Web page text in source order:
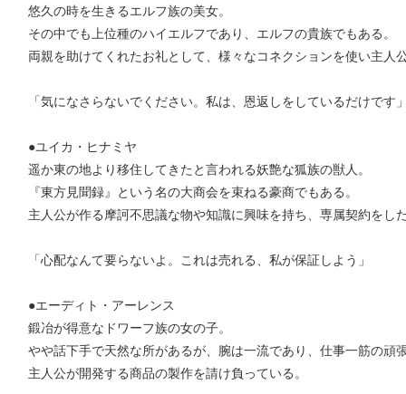
悠久の時を生きるエルフ族の美女。
その中でも上位種のハイエルフであり、エルフの貴族でもある。
両親を助けてくれたお礼として、様々なコネクションを使い主人
「気になさらないでください。私は、恩返しをしているだけです
●ユイカ・ヒナミヤ
遥か東の地より移住してきたと言われる妖艶な狐族の獣人。
『東方見聞録』という名の大商会を束ねる豪商でもある。
主人公が作る摩訶不思議な物や知識に興味を持ち、専属契約をし
「心配なんて要らないよ。これは売れる、私が保証しよう」
●エーディト・アーレンス
鍛冶が得意なドワーフ族の女の子。
やや話下手で天然な所があるが、腕は一流であり、仕事一筋の頑
主人公が開発する商品の製作を請け負っている。